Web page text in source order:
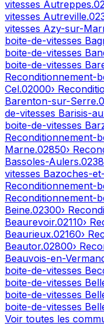
vitesses Autreppes.
vitesses Autreville.
vitesses Azy-sur-
boite-de-vitesses
boite-de-vitesses
boite-de-vitesses
Reconditionnement-
Cel.02000›
Barenton-sur-Serre.
de-vitesses Barisis-
boite-de-vitesses
Reconditionnement-
Marne.02850›
Bassoles-Aulers.
vitesses Bazoches-
Reconditionnement-
Reconditionnement-
Beine.02300›
Beaurevoir.02110›
Beaurieux.02160›
Beautor.02800›
Beauvois-en-
boite-de-vitesses
boite-de-vitesses
boite-de-vitesses
boite-de-vitesses
Voir toutes les